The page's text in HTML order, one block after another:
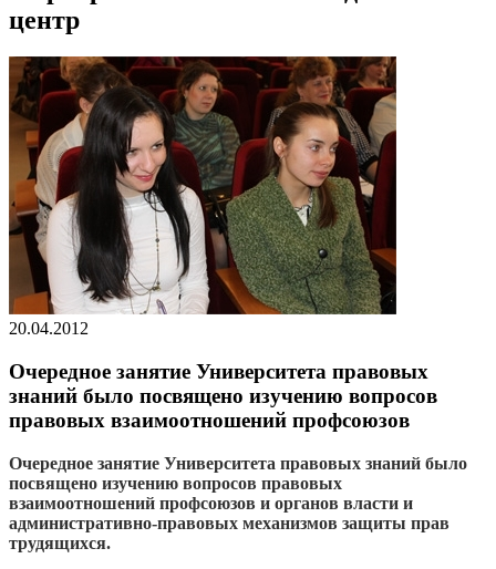
центр
20.04.2012
Очередное занятие Университета правовых
знаний было посвящено изучению вопросов
правовых взаимоотношений профсоюзов
Очередное занятие Университета правовых знаний было
посвящено изучению вопросов правовых
взаимоотношений профсоюзов и органов власти и
административно-правовых механизмов защиты прав
трудящихся.